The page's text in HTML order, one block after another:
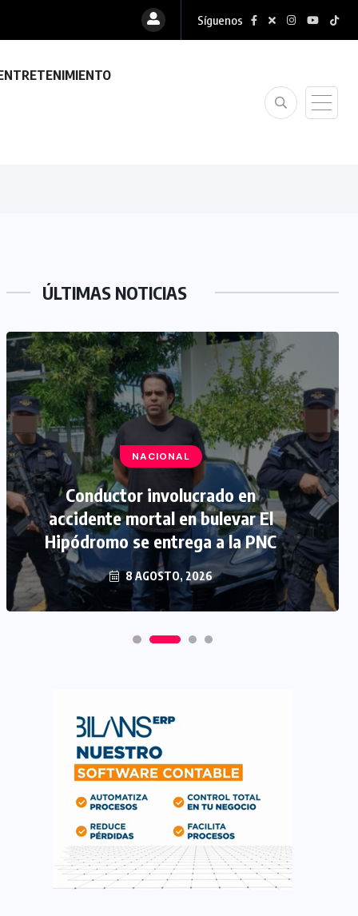
Síguenos
ÚLTIMAS NOTICIAS
NACIONAL
Conductor involucrado en
accidente mortal en bulevar El
Hipódromo se entrega a la PNC
8 AGOSTO, 2026